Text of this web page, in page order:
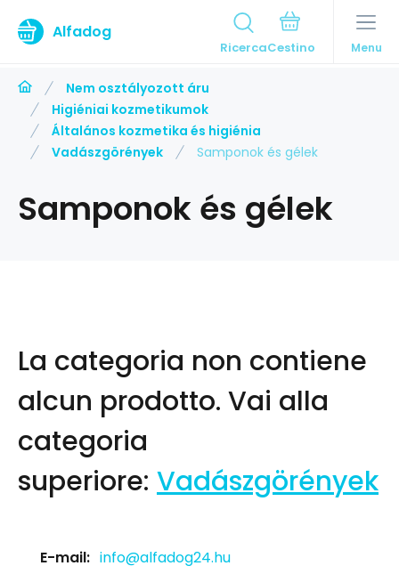
Alfadog
Ricerca Menu
Nem osztályozott áru
Higiéniai kozmetikumok
Általános kozmetika és higiénia
Vadászgörények
Samponok és gélek
Samponok és gélek
La categoria non contiene
alcun prodotto. Vai alla
categoria
superiore: Vadászgörények
E-mail: info@alfadog24.hu